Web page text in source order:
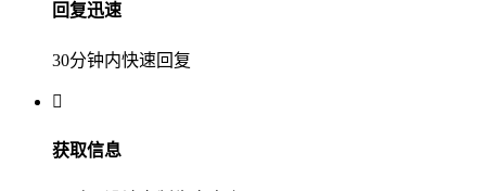
回复迅速
30分钟内快速回复
获取信息